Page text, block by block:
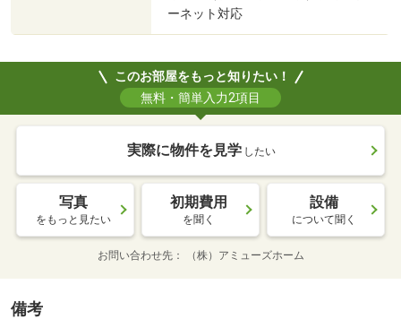
ーネット対応
このお部屋をもっと知りたい！
無料・簡単入力2項目
実際に物件を見学 したい
写真
をもっと見たい
初期費用
を聞く
設備
について聞く
お問い合わせ先 （株）アミューズホーム
備考